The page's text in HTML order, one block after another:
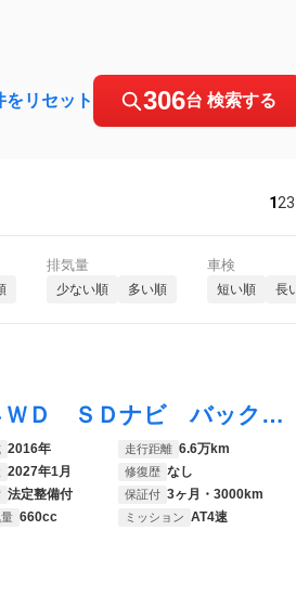
をリセット 306台 検索する
123
排気量
少ない順 多い順
車検
短い順 長
ジムニー ランドベンチャー 禁煙車 ４ＷＤ ＳＤナビ バックカメラ レザーシート シートヒーター ＥＴＣ 純正１６インチアルミ Ｂｌｕｅｔｏｏｔｈ ＣＤ／ＤＶＤ再生 フルセグ
2016年 走行距離 6.6万km
2027年1月 修復歴 なし
法定整備付 保証付 3ヶ月・3000km
660cc ミッション AT4速